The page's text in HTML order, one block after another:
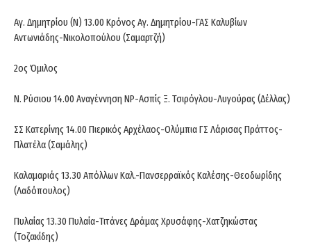
Αγ. Δημητρίου (Ν) 13.00 Κρόνος Αγ. Δημητρίου-ΓΑΣ Καλυβίων
Αντωνιάδης-Νικολοπούλου (Σαμαρτζή)
2ος Όμιλος
Ν. Ρύσιου 14.00 Αναγέννηση ΝΡ-Ασπίς Ξ. Τσιρόγλου-Λυγούρας (Δέλλας)
ΣΣ Κατερίνης 14.00 Πιερικός Αρχέλαος-Ολύμπια ΓΣ Λάρισας Πράττος-
Πλατέλα (Σαμάλης)
Καλαμαριάς 13.30 Απόλλων Καλ.-Πανσερραϊκός Καλέσης-Θεοδωρίδης
(Λαδόπουλος)
Πυλαίας 13.30 Πυλαία-Τιτάνες Δράμας Χρυσάφης-Χατζηκώστας
(Τοζακίδης)